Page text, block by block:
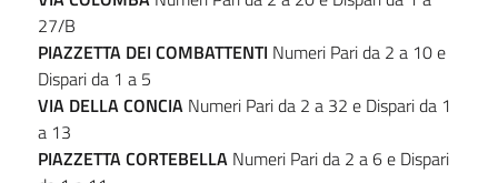
27/B
PIAZZETTA DEI COMBATTENTI Numeri Pari da 2 a 10 e
Dispari da 1 a 5
VIA DELLA CONCIA Numeri Pari da 2 a 32 e Dispari da 1
a 13
PIAZZETTA CORTEBELLA Numeri Pari da 2 a 6 e Dispari